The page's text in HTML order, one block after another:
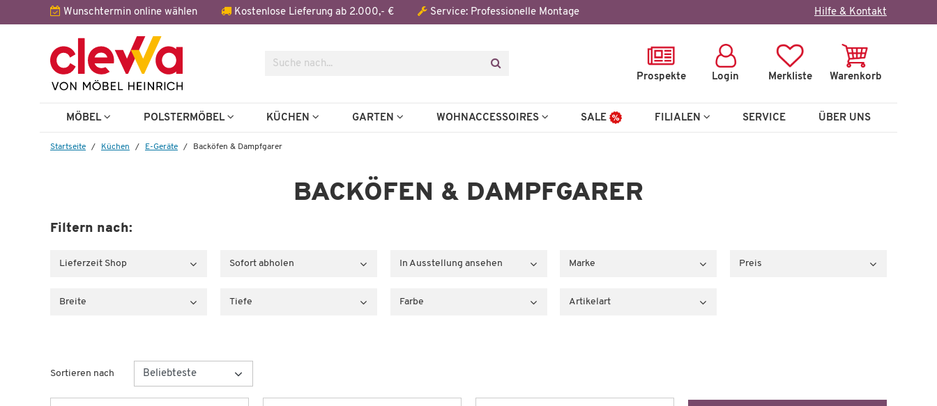
Wunschtermin online wählen Kostenlose Lieferung ab 2.000,- € Service: Professionelle Montage Hilfe & Kontakt
Suche
Prospekte Login Merkliste Warenkorb
MÖBEL POLSTERMÖBEL KÜCHEN GARTEN WOHNACCESSOIRES SALE FILIALEN SERVICE ÜBER UNS
Startseite Küchen E-Geräte Backöfen & Dampfgarer
BACKÖFEN & DAMPFGARER
Filtern nach:
Lieferzeit Shop Sofort abholen In Ausstellung ansehen Marke Preis
Breite Tiefe Farbe Artikelart
Sortieren nach